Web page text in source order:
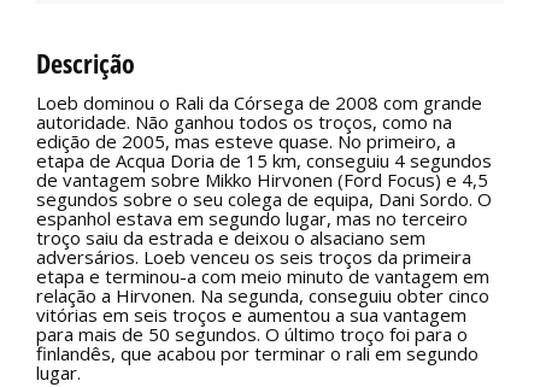
Descrição
Loeb dominou o Rali da Córsega de 2008 com grande
autoridade. Não ganhou todos os troços, como na
edição de 2005, mas esteve quase. No primeiro, a
etapa de Acqua Doria de 15 km, conseguiu 4 segundos
de vantagem sobre Mikko Hirvonen (Ford Focus) e 4,5
segundos sobre o seu colega de equipa, Dani Sordo. O
espanhol estava em segundo lugar, mas no terceiro
troço saiu da estrada e deixou o alsaciano sem
adversários. Loeb venceu os seis troços da primeira
etapa e terminou-a com meio minuto de vantagem em
relação a Hirvonen. Na segunda, conseguiu obter cinco
vitórias em seis troços e aumentou a sua vantagem
para mais de 50 segundos. O último troço foi para o
finlandês, que acabou por terminar o rali em segundo
lugar.